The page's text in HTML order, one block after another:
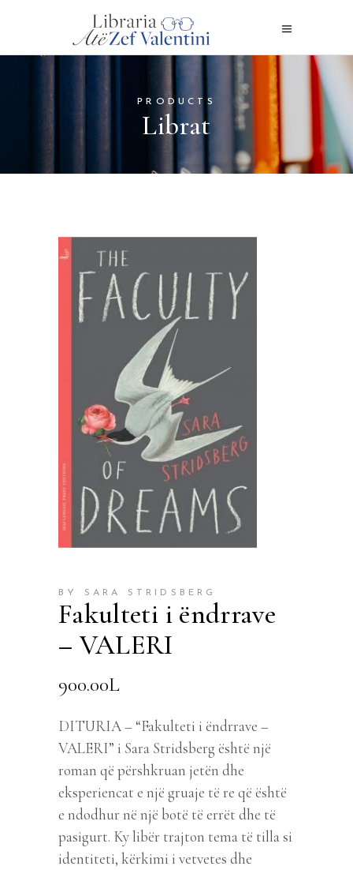
PRODUCTS
Librat
BY SARA STRIDSBERG
Fakulteti i ëndrrave
– VALERI
900.00L
DITURIA – “Fakulteti i ëndrrave –
VALERI” i Sara Stridsberg është një
roman që përshkruan jetën dhe
eksperiencat e një gruaje të re që është
e ndodhur në një botë të errët dhe të
pasigurt. Ky libër trajton tema të tilla si
identiteti, kërkimi i vetvetes dhe